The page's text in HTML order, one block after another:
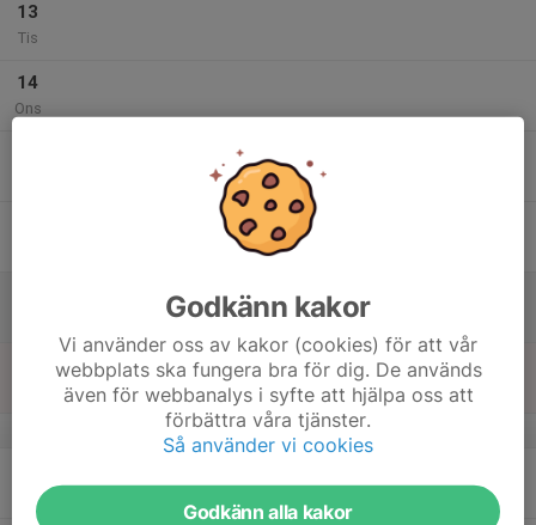
13
Tis
14
Ons
v.16
Mån
Godkänn kakor
Vi använder oss av kakor (cookies) för att vår
webbplats ska fungera bra för dig. De används
även för webbanalys i syfte att hjälpa oss att
förbättra våra tjänster.
Så använder vi cookies
Godkänn alla kakor